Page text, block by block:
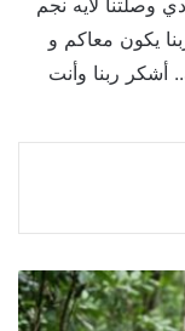
يكون معاكم و
أشكر ربنا وأنت